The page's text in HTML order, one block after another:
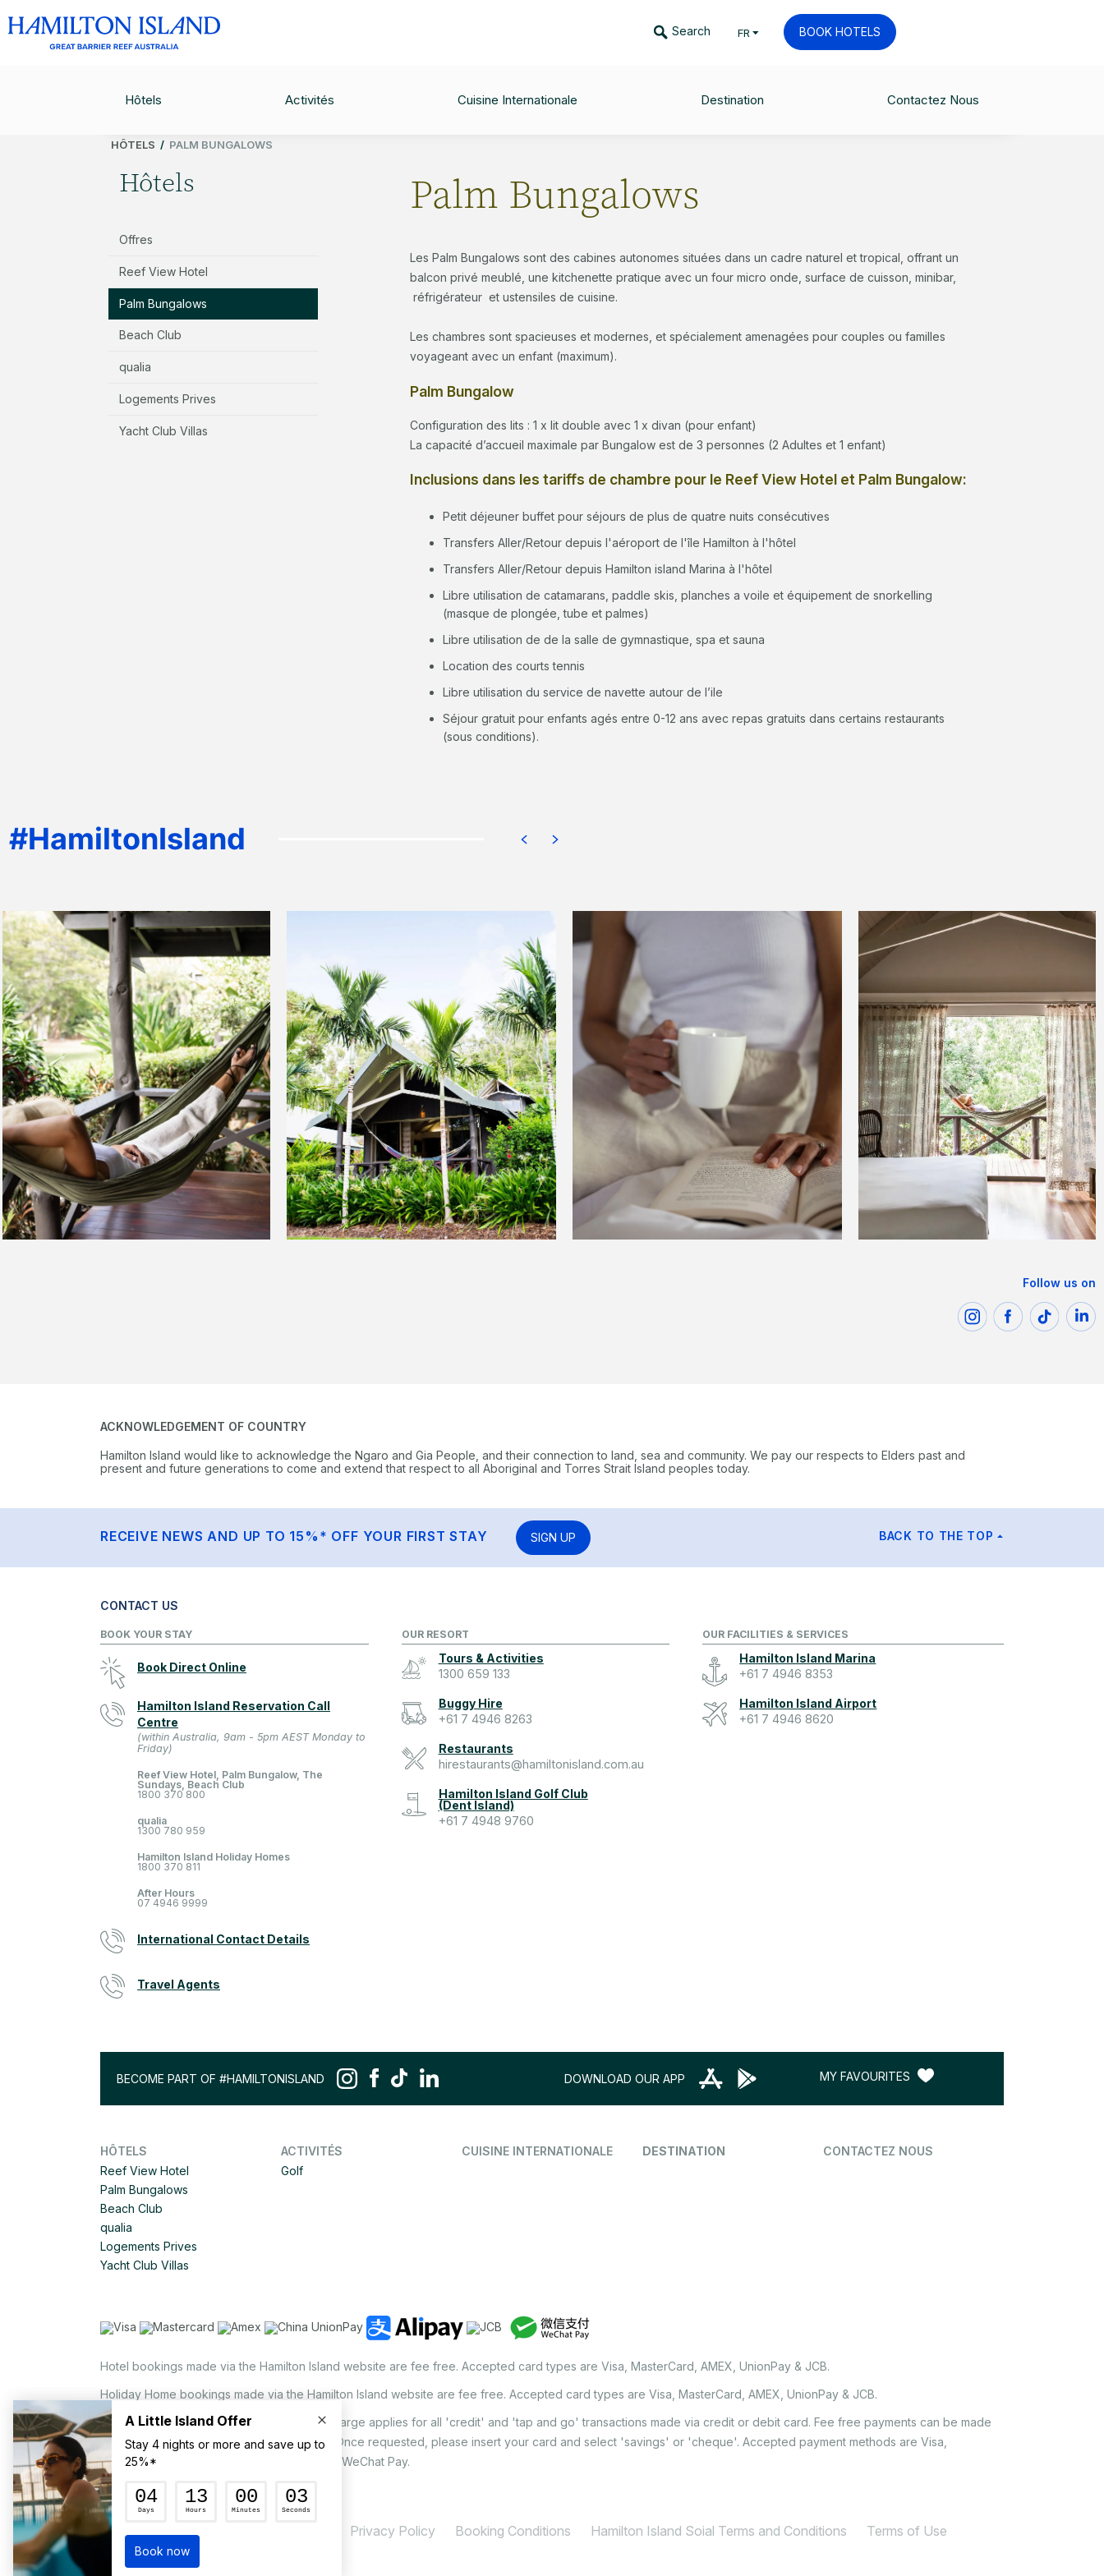
Search FR BOOK HOTELS
Hôtels Activités Cuisine Internationale Destination Contactez Nous
CHECK AVAILABILITY
HÔTELS / PALM BUNGALOWS
Hôtels
Offres
Reef View Hotel
Palm Bungalows
Beach Club
qualia
Logements Prives
Yacht Club Villas
Palm Bungalows
Les Palm Bungalows sont des cabines autonomes situées dans un cadre naturel et tropical, offrant un
balcon privé meublé, une kitchenette pratique avec un four micro onde, surface de cuisson, minibar,
réfrigérateur et ustensiles de cuisine.
Les chambres sont spacieuses et modernes, et spécialement amenagées pour couples ou familles
voyageant avec un enfant (maximum).
Palm Bungalow
Configuration des lits : 1 x lit double avec 1 x divan (pour enfant)
La capacité d’accueil maximale par Bungalow est de 3 personnes (2 Adultes et 1 enfant)
Inclusions dans les tariffs de chambre pour le Reef View Hotel et Palm Bungalow:
Petit déjeuner buffet pour séjours de plus de quatre nuits consécutives
Transfers Aller/Retour depuis l'aéroport de l'île Hamilton à l'hôtel
Transfers Aller/Retour depuis Hamilton island Marina à l'hôtel
Libre utilisation de catamarans, paddle skis, planches a voile et équipement de snorkelling
(masque de plongée, tube et palmes)
Libre utilisation de de la salle de gymnastique, spa et sauna
Location des courts tennis
Libre utilisation du service de navette autour de l’ile
Séjour gratuit pour enfants agés entre 0-12 ans avec repas gratuits dans certains restaurants
(sous conditions).
Follow us on
ACKNOWLEDGEMENT OF COUNTRY
Hamilton Island would like to acknowledge the Ngaro and Gia People, and their connection to land, sea and community. We pay our respects to Elders past and
present and future generations to come and extend that respect to all Aboriginal and Torres Strait Island peoples today.
RECEIVE NEWS AND UP TO 15%* OFF YOUR FIRST STAY SIGN UP BACK TO THE TOP
CONTACT US
BOOK YOUR STAY
Book Direct Online
Hamilton Island Reservation Call
Centre
(within Australia, 9am - 5pm AEST Monday to
Friday)
Reef View Hotel, Palm Bungalow, The
Sundays, Beach Club
1800 370 800
qualia
1300 780 959
Hamilton Island Holiday Homes
1800 370 811
After Hours
07 4946 9999
International Contact Details
Travel Agents
OUR RESORT
Tours & Activities
1300 659 133
Buggy Hire
+61 7 4946 8263
Restaurants
hirestaurants@hamiltonisland.com.au
Hamilton Island Golf Club
(Dent Island)
+61 7 4948 9760
OUR FACILITIES & SERVICES
Hamilton Island Marina
+61 7 4946 8353
Hamilton Island Airport
+61 7 4946 8620
BECOME PART OF #HAMILTONISLAND DOWNLOAD OUR APP MY FAVOURITES
HÔTELS
Reef View Hotel
Palm Bungalows
Beach Club
qualia
Logements Prives
Yacht Club Villas
ACTIVITÉS
Golf
CUISINE INTERNATIONALE DESTINATION CONTACTEZ NOUS
Hotel bookings made via the Hamilton Island website are fee free. Accepted card types are Visa, MasterCard, AMEX, UnionPay & JCB.
Holiday Home bookings made via the Hamilton Island website are fee free. Accepted card types are Visa, MasterCard, AMEX, UnionPay & JCB.
On the island, a non-refundable 1.25% surcharge applies for all 'credit' and 'tap and go' transactions made via credit or debit card. Fee free payments can be made
via EFTPOS upon your request to our staff. Once requested, please insert your card and select 'savings' or 'cheque'. Accepted payment methods are Visa,
MasterCard, AMEX, UnionPay, JCB, Alipay & WeChat Pay.
© Hamilton Island Enterprises Limited 2026 Privacy Policy Booking Conditions Hamilton Island Soial Terms and Conditions Terms of Use